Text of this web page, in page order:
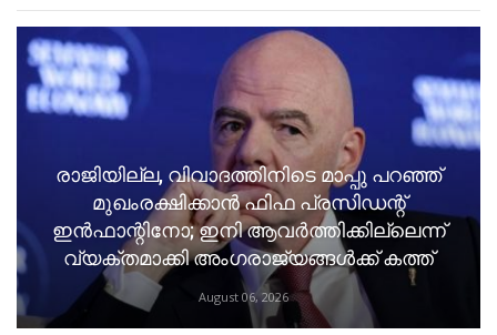
രാജിയില്ല, വിവാദത്തിനിടെ മാപ്പു പറഞ്ഞ്
മുഖംരക്ഷിക്കാൻ ഫിഫ പ്രസിഡന്റ്
ഇൻഫാന്റിനോ; ഇനി ആവർത്തിക്കില്ലെന്ന്
വ്യക്തമാക്കി അംഗരാജ്യങ്ങൾക്ക് കത്ത്
August 06, 2026